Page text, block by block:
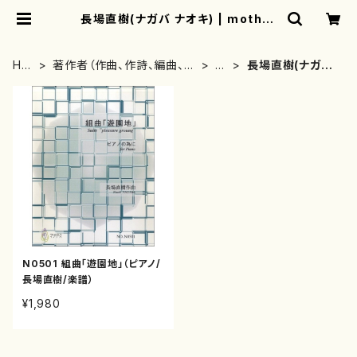
長場直樹(ナガバ ナオキ) | mother
HO
著作者（作曲、作詩、編曲、著
な
長場直樹(ナガバ
N0501 組曲「遊園地」（ピアノ/
長場直樹/楽譜）
¥1,980